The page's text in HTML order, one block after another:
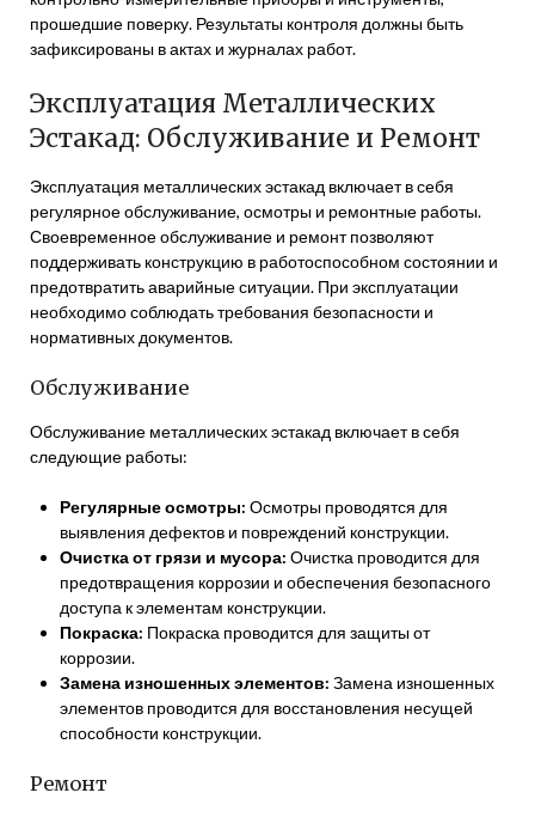
прошедшие поверку. Результаты контроля должны быть
зафиксированы в актах и журналах работ.
Эксплуатация Металлических
Эстакад: Обслуживание и Ремонт
Эксплуатация металлических эстакад включает в себя
регулярное обслуживание, осмотры и ремонтные работы.
Своевременное обслуживание и ремонт позволяют
поддерживать конструкцию в работоспособном состоянии и
предотвратить аварийные ситуации. При эксплуатации
необходимо соблюдать требования безопасности и
нормативных документов.
Обслуживание
Обслуживание металлических эстакад включает в себя
следующие работы:
Регулярные осмотры: Осмотры проводятся для
выявления дефектов и повреждений конструкции.
Очистка от грязи и мусора: Очистка проводится для
предотвращения коррозии и обеспечения безопасного
доступа к элементам конструкции.
Покраска: Покраска проводится для защиты от
коррозии.
Замена изношенных элементов: Замена изношенных
элементов проводится для восстановления несущей
способности конструкции.
Ремонт